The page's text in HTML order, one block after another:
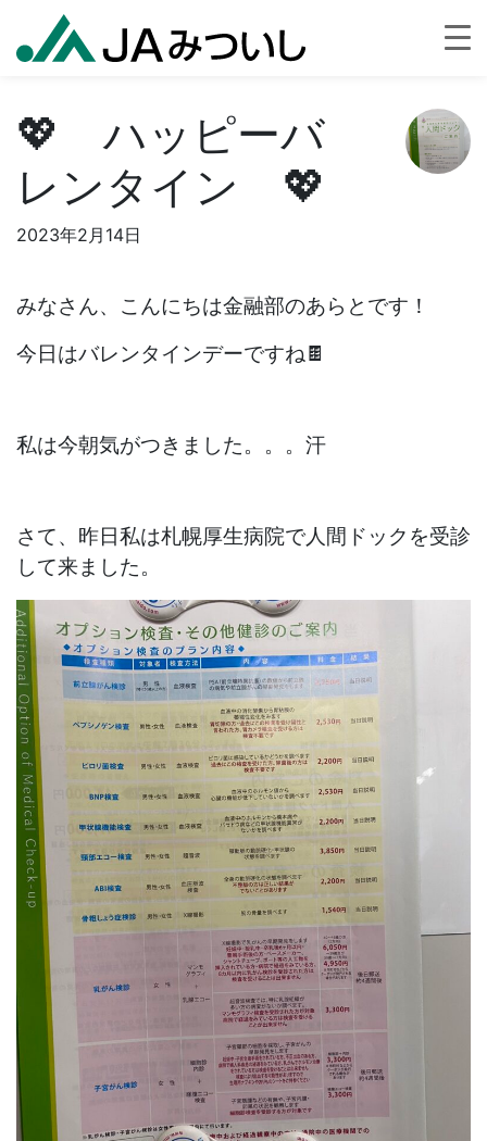
💖 ハッピーバ
レンタイン 💖
2023年2月14日
みなさん、こんにちは金融部のあらとです！
今日はバレンタインデーですね🍫
私は今朝気がつきました。。。汗
さて、昨日私は札幌厚生病院で人間ドックを受診
して来ました。